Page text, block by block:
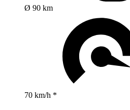
Ø 90 km
70 km/h *